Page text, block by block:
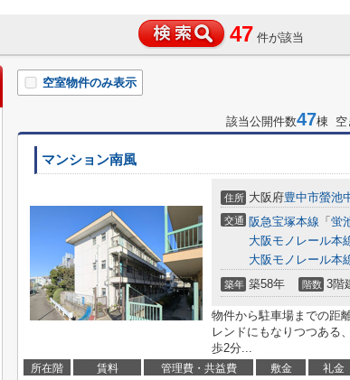
47 件が該当
空室物件のみ表示
該当公開件数47棟 空
マンション南風
住所 大阪府豊中市螢池
交通 阪急宝塚本線 「 蛍
大阪モノレール本
大阪モノレール本
築年 築58年 階数 3階
物件から駐車場までの距
レンドにもなりつつある
歩2分...
所在階 賃料 管理費・共益費 敷金 礼金